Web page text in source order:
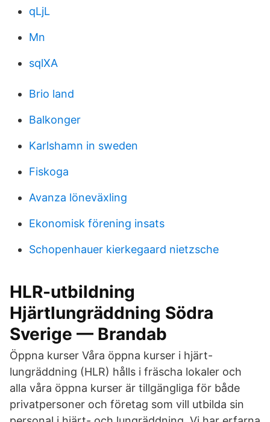
qLjL
Mn
sqlXA
Brio land
Balkonger
Karlshamn in sweden
Fiskoga
Avanza löneväxling
Ekonomisk förening insats
Schopenhauer kierkegaard nietzsche
HLR-utbildning
Hjärtlungräddning Södra
Sverige — Brandab
Öppna kurser Våra öppna kurser i hjärt-
lungräddning (HLR) hålls i fräscha lokaler och
alla våra öppna kurser är tillgängliga för både
privatpersoner och företag som vill utbilda sin